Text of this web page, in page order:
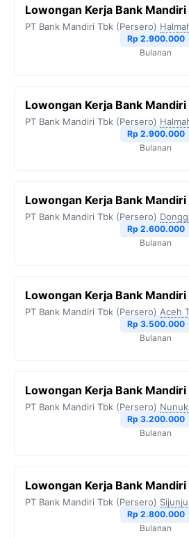
Lowongan Kerja Bank
PT Bank Mandiri Tbk (Persero)
Rp 2.900.000
Bulanan
Lowongan Kerja Bank
PT Bank Mandiri Tbk (Persero)
Rp 2.900.000
Bulanan
Lowongan Kerja Bank
PT Bank Mandiri Tbk (Persero)
Rp 2.600.000
Bulanan
Lowongan Kerja Bank
PT Bank Mandiri Tbk (Persero) Aceh
Rp 3.500.000
Bulanan
Lowongan Kerja Bank Mandiri
PT Bank Mandiri Tbk (Persero)
Rp 3.200.000
Bulanan
Lowongan Kerja Bank
PT Bank Mandiri Tbk (Persero)
Rp 2.800.000
Bulanan